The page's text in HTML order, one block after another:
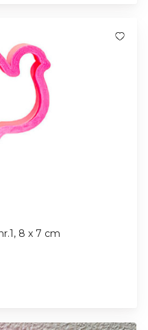
8 x 7 cm